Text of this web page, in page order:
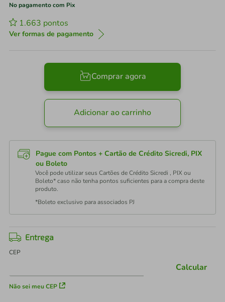
No pagamento com Pix
1.663 pontos
Ver formas de pagamento
Comprar agora
Adicionar ao carrinho
Pague com Pontos + Cartão de Crédito Sicredi, PIX
ou Boleto
Você pode utilizar seus Cartões de Crédito Sicredi , PIX ou
Boleto* caso não tenha pontos suficientes para a compra deste
produto.
*Boleto exclusivo para associados PJ
Entrega
CEP
Não sei meu CEP
Calcular